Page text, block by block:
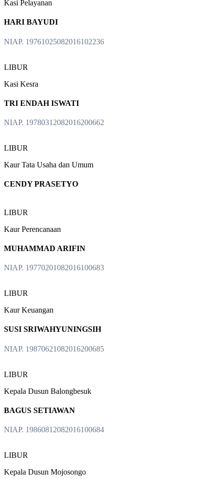
Kasi Pelayanan
HARI BAYUDI
NIAP. 19761025082016102236
LIBUR
Kasi Kesra
TRI ENDAH ISWATI
NIAP. 19780312082016200662
LIBUR
Kaur Tata Usaha dan Umum
CENDY PRASETYO
LIBUR
Kaur Perencanaan
MUHAMMAD ARIFIN
NIAP. 19770201082016100683
LIBUR
Kaur Keuangan
SUSI SRIWAHYUNINGSIH
NIAP. 19870621082016200685
LIBUR
Kepala Dusun Balongbesuk
BAGUS SETIAWAN
NIAP. 19860812082016100684
LIBUR
Kepala Dusun Mojosongo